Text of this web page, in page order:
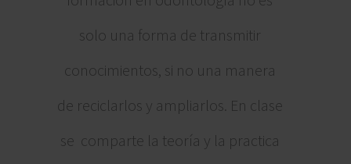
solo una forma de transmitir
conocimientos, si no una manera
de reciclarlos y ampliarlos. En clase
se comparte la teoría y la practica